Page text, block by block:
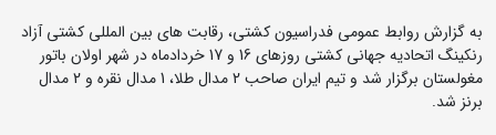
به گزارش روابط عمومی فدراسیون کشتی، رقابت های بین المللی کشتی آزاد
رنکینگ اتحادیه جهانی کشتی روزهای 16 و 17 خردادماه در شهر اولان باتور
مغولستان برگزار شد و تیم ایران صاحب 2 مدال طلا، 1 مدال نقره و 2 مدال
برنز شد.